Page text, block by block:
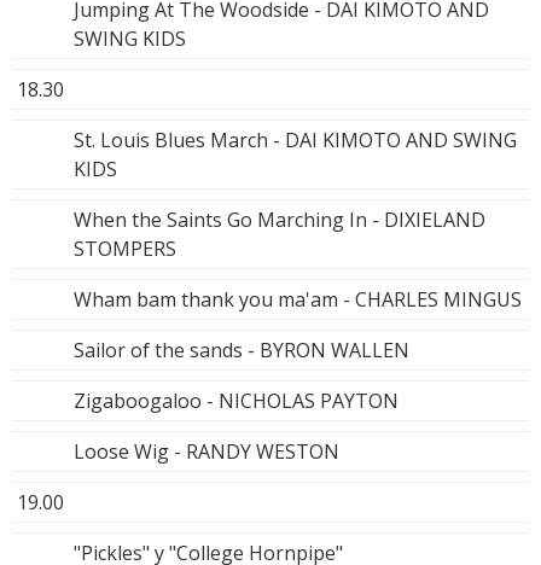
Jumping At The Woodside - DAI KIMOTO AND
SWING KIDS
18.30
St. Louis Blues March - DAI KIMOTO AND SWING
KIDS
When the Saints Go Marching In - DIXIELAND
STOMPERS
Wham bam thank you ma'am - CHARLES MINGUS
Sailor of the sands - BYRON WALLEN
Zigaboogaloo - NICHOLAS PAYTON
Loose Wig - RANDY WESTON
19.00
"Pickles" y "College Hornpipe"